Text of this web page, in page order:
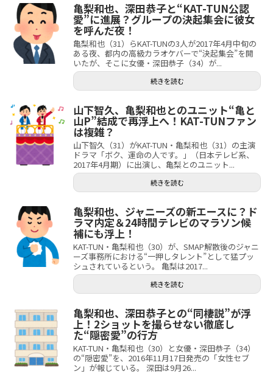
亀梨和也、深田恭子と“KAT-TUN公認
愛”に進展？グループの決起集会に彼女
を呼んだ夜！
亀梨和也（31）らKAT-TUNの3人が2017年4月中旬の
ある夜、都内の高級カラオケバーで“決起集会”を開
いたが、そこに女優・深田恭子（34）が...
続きを読む
山下智久、亀梨和也とのユニット“亀と
山P”結成で再浮上へ！KAT-TUNファン
は複雑？
山下智久（31）がKAT-TUN・亀梨和也（31）の主演
ドラマ「ボク、運命の人です。」（日本テレビ系、
2017年4月期）に出演し、亀梨とのユニット...
続きを読む
亀梨和也、ジャニーズの新エースに？ド
ラマ内定＆24時間テレビのマラソン候
補にも浮上！
KAT-TUN・亀梨和也（30）が、SMAP解散後のジャニ
ーズ事務所における“一押しタレント”として猛プッ
シュされているという。 亀梨は2017...
続きを読む
亀梨和也、深田恭子との“同棲説”が浮
上！2ショットを撮らせない徹底し
た“隠密愛”の行方
KAT-TUN・亀梨和也（30）と女優・深田恭子（34）
の“隠密愛”を、2016年11月17日発売の「女性セブ
ン」が報じている。 深田は9月26...